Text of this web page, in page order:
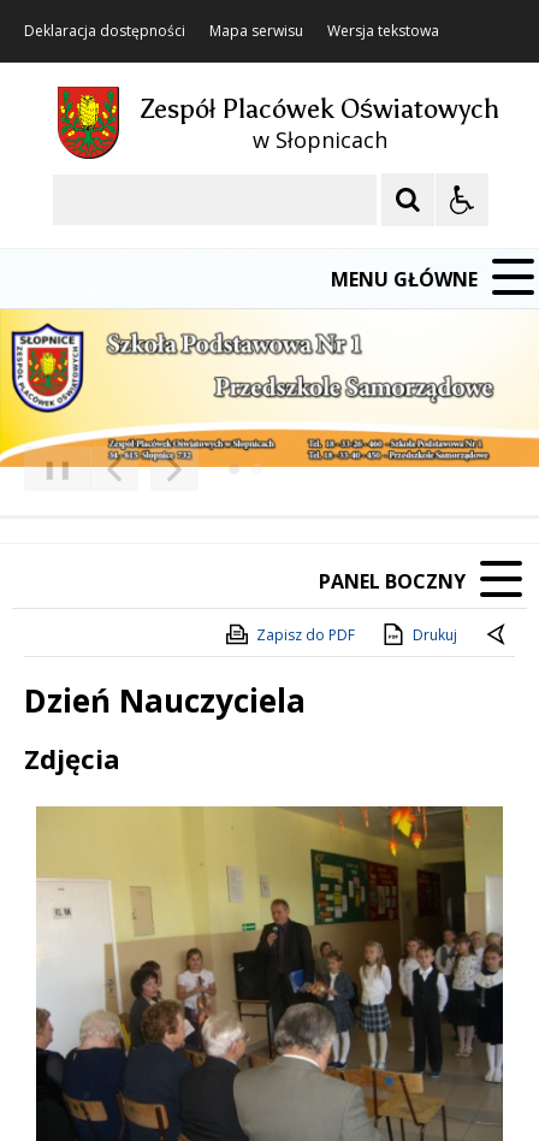
Deklaracja dostępności Mapa serwisu Wersja tekstowa
Zespół Placówek Oświatowych
w Słopnicach
MENU GŁÓWNE
Poprzedni Element
Następny Element
❚❚
PANEL BOCZNY
Zapisz do PDF Drukuj
Dzień Nauczyciela
Treść
Zdjęcia